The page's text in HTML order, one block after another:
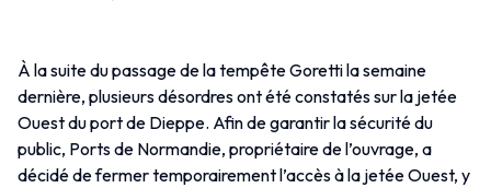
À la suite du passage de la tempête Goretti la semaine
dernière, plusieurs désordres ont été constatés sur la jetée
Ouest du port de Dieppe. Afin de garantir la sécurité du
public, Ports de Normandie, propriétaire de l’ouvrage, a
décidé de fermer temporairement l’accès à la jetée Ouest, y